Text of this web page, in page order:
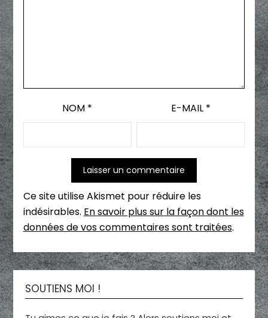
NOM * E-MAIL *
Ce site utilise Akismet pour réduire les
indésirables. En savoir plus sur la façon dont les
données de vos commentaires sont traitées.
SOUTIENS MOI !